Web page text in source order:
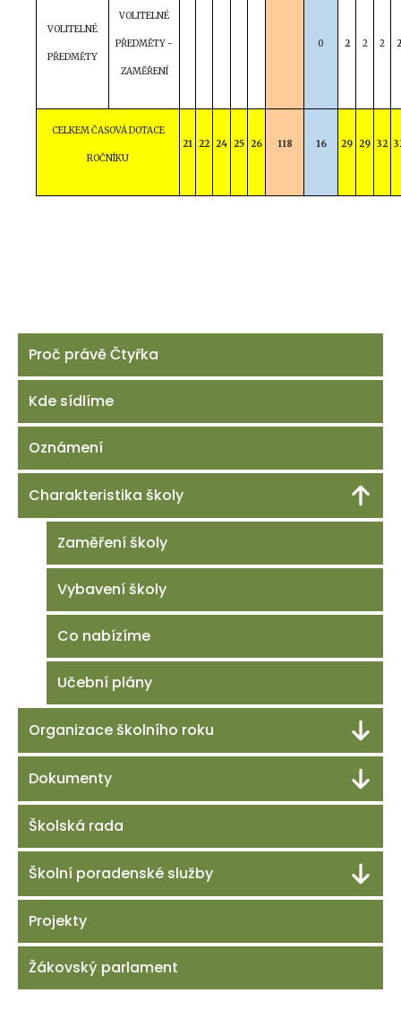
VOLITELNÉ
PŘEDMĚTY
VOLITELNÉ
PŘEDMĚTY -
ZAMĚŘENÍ
0 2 2 2 2
CELKEM ČASOVÁ DOTACE
ROČNÍKU
21 22 24 25 26 118 16 29 29 32
Proč právě Čtyřka
Kde sídlíme
Oznámení
Charakteristika školy
Zaměření školy
Vybavení školy
Co nabízíme
Učební plány
Organizace školního roku
Dokumenty
Školská rada
Školní poradenské služby
Projekty
Žákovský parlament